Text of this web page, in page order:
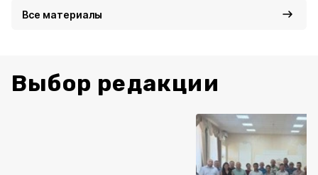
Все материалы
Выбор редакции